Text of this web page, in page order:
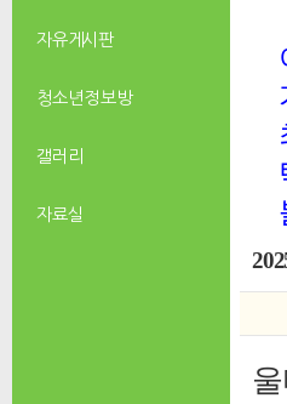
자유게시판
청소년 정보방
갤러리
자료실